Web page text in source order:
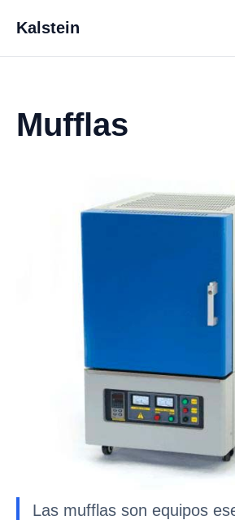
Kalstein
Mufflas
Las mufflas son equipos